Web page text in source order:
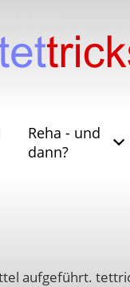
Reha - und
dann?
aufgeführt.